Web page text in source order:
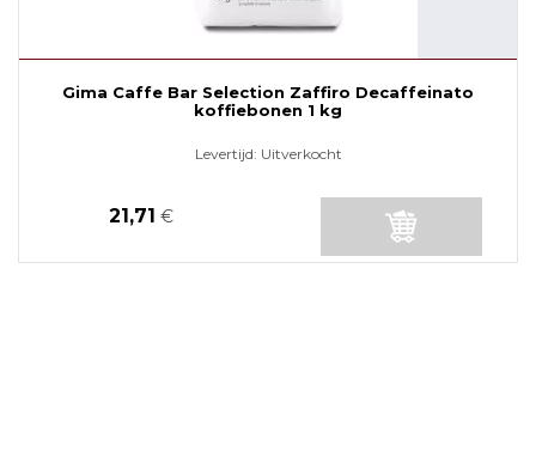
Gima Caffe Bar Selection Zaffiro Decaffeinato
koffiebonen 1 kg
Levertijd: Uitverkocht
21,71 €